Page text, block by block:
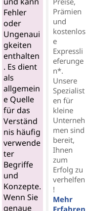
Fehler
oder
Ungenaui
gkeiten
enthalten
. Es dient
als
allgemein
e Quelle
für das
Verständ
nis häufig
verwende
ter
Begriffe
und
Konzepte.
Wenn Sie
genaue
Prämien
und
kostenlos
e
Expressli
eferunge
n*.
Unsere
Spezialist
en für
kleine
Unterneh
men sind
bereit,
Ihnen
zum
Erfolg zu
verhelfen
!
Mehr
Erfahren